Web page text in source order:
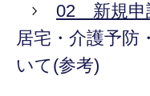
02 新規申
居宅・介護予防
いて(参考)